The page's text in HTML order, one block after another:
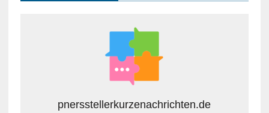
pnersstellerkurzenachrichten.de